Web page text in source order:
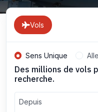
Vols
Sens Unique
Des millions de vols
recherche.
Depuis